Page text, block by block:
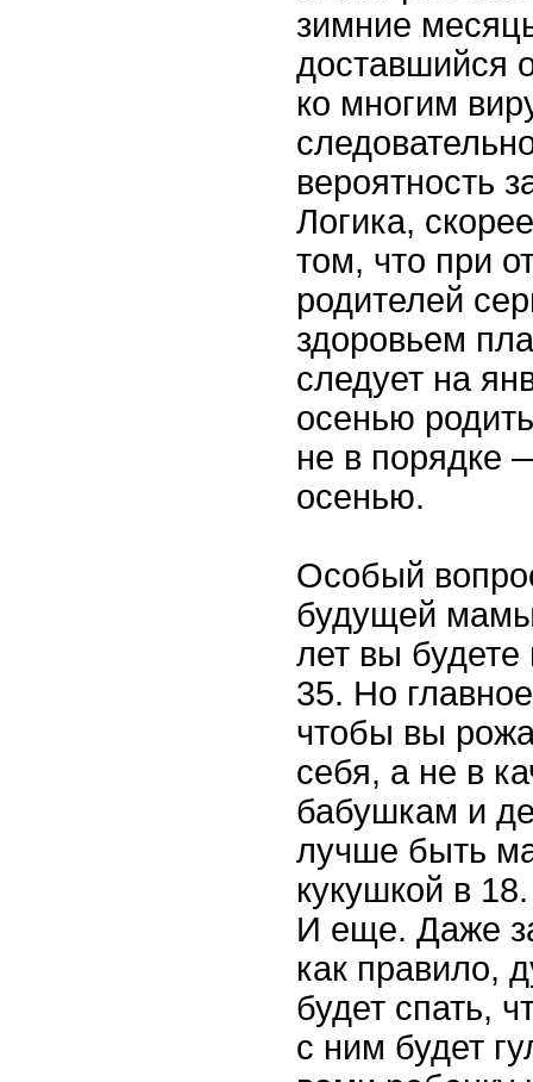
зимние
доставшийся
ко многим
вероятность
Логика,
том, что при
родителей
здоровьем
следует на
осенью
не в порядке
осенью.
Особый
будущей
лет вы
35. Но
чтобы вы
себя, а не в
бабушкам и
лучше быть
кукушкой в 18.
И еще. Даже
как правило,
будет спать,
с ним будет